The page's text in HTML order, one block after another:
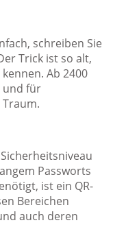
schreiben Sie
Trick ist so alt,
Ab 2400
und für
Passworts
ist ein QR-
Bereichen
auch deren